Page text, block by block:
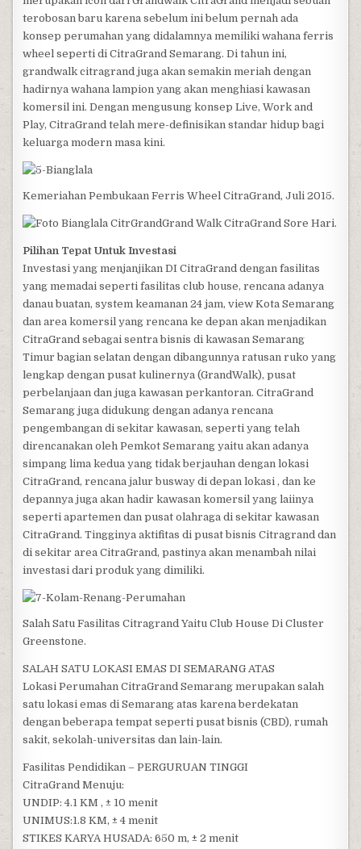
terobosan baru karena sebelum ini belum pernah ada
konsep perumahan yang didalamnya memiliki wahana ferris
wheel seperti di CitraGrand Semarang. Di tahun ini,
grandwalk citragrand juga akan semakin meriah dengan
hadirnya wahana lampion yang akan menghiasi kawasan
komersil ini. Dengan mengusung konsep Live, Work and
Play, CitraGrand telah mere-definisikan standar hidup bagi
keluarga modern masa kini.
Kemeriahan Pembukaan Ferris Wheel CitraGrand, Juli 2015.
Grand Walk CitraGrand Sore Hari.
Pilihan Tepat Untuk Investasi
Investasi yang menjanjikan DI CitraGrand dengan fasilitas
yang memadai seperti fasilitas club house, rencana adanya
danau buatan, system keamanan 24 jam, view Kota Semarang
dan area komersil yang rencana ke depan akan menjadikan
CitraGrand sebagai sentra bisnis di kawasan Semarang
Timur bagian selatan dengan dibangunnya ratusan ruko yang
lengkap dengan pusat kulinernya (GrandWalk), pusat
perbelanjaan dan juga kawasan perkantoran. CitraGrand
Semarang juga didukung dengan adanya rencana
pengembangan di sekitar kawasan, seperti yang telah
direncanakan oleh Pemkot Semarang yaitu akan adanya
simpang lima kedua yang tidak berjauhan dengan lokasi
CitraGrand, rencana jalur busway di depan lokasi , dan ke
depannya juga akan hadir kawasan komersil yang laiinya
seperti apartemen dan pusat olahraga di sekitar kawasan
CitraGrand. Tingginya aktifitas di pusat bisnis Citragrand dan
di sekitar area CitraGrand, pastinya akan menambah nilai
investasi dari produk yang dimiliki.
Salah Satu Fasilitas Citragrand Yaitu Club House Di Cluster
Greenstone.
SALAH SATU LOKASI EMAS DI SEMARANG ATAS
Lokasi Perumahan CitraGrand Semarang merupakan salah
satu lokasi emas di Semarang atas karena berdekatan
dengan beberapa tempat seperti pusat bisnis (CBD), rumah
sakit, sekolah-universitas dan lain-lain.
Fasilitas Pendidikan – PERGURUAN TINGGI
CitraGrand Menuju:
UNDIP: 4.1 KM , ± 10 menit
UNIMUS:1.8 KM, ± 4 menit
STIKES KARYA HUSADA: 650 m, ± 2 menit